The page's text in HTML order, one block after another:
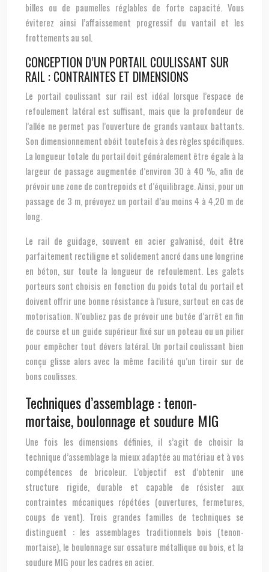
billes ou de paumelles réglables de forte capacité. Vous
éviterez ainsi l’affaissement progressif du vantail et les
frottements au sol.
CONCEPTION D’UN PORTAIL COULISSANT SUR
RAIL : CONTRAINTES ET DIMENSIONS
Le portail coulissant sur rail est idéal lorsque l’espace de
refoulement latéral est suffisant, mais que la profondeur de
l’allée ne permet pas l’ouverture de grands vantaux battants.
Son dimensionnement obéit toutefois à des règles spécifiques.
La longueur totale du portail doit généralement être égale à la
largeur de passage augmentée d’environ 30 à 40 %, afin de
prévoir une zone de contrepoids et d’équilibrage. Ainsi, pour un
passage de 3 m, prévoyez un portail d’au moins 4 à 4,20 m de
long.
Le rail de guidage, souvent en acier galvanisé, doit être
parfaitement rectiligne et solidement ancré dans une longrine
en béton, sur toute la longueur de refoulement. Les galets
porteurs sont choisis en fonction du poids total du portail et
doivent offrir une bonne résistance à l’usure, surtout en cas de
motorisation. N’oubliez pas de prévoir une butée d’arrêt en fin
de course et un guide supérieur fixé sur un poteau ou un pilier
pour empêcher tout dévers latéral. Un portail coulissant bien
conçu glisse alors avec la même facilité qu’un tiroir sur de
bons coulisses.
Techniques d’assemblage : tenon-
mortaise, boulonnage et soudure MIG
Une fois les dimensions définies, il s’agit de choisir la
technique d’assemblage la mieux adaptée au matériau et à vos
compétences de bricoleur. L’objectif est d’obtenir une
structure rigide, durable et capable de résister aux
contraintes mécaniques répétées (ouvertures, fermetures,
coups de vent). Trois grandes familles de techniques se
distinguent : les assemblages traditionnels bois (tenon-
mortaise), le boulonnage sur ossature métallique ou bois, et la
soudure MIG pour les cadres en acier.